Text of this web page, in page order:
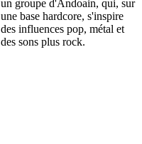
un groupe d'Andoain, qui, sur
une base hardcore, s'inspire
des influences pop, métal et
des sons plus rock.